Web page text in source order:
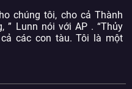
chúng tôi, cho cả Thành
” Lunn nói với AP . “Thủy
các con tàu. Tôi là một